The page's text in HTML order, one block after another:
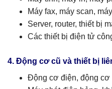
Máy fax, máy scan,
Server, router, thiết bị
Các thiết bị điện tử
4. Động cơ cũ và thiết bị
Động cơ điện, động cơ